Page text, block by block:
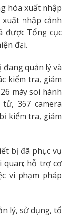
hóa xuất nhập
nhập cảnh
được Tổng cục
đại.
đang quản lý và
kiểm tra, giám
máy soi hành
367 camera
kiểm tra, giám
bị đã phục vụ
quan; hỗ trợ cơ
vi phạm pháp
lý, sử dụng, tổ